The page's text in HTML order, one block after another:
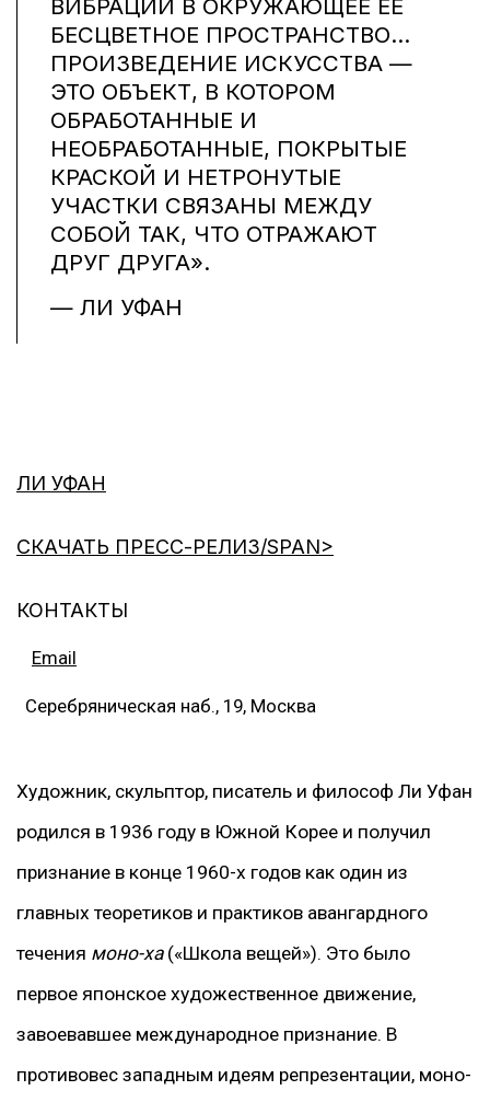
ВИБРАЦИИ В ОКРУЖАЮЩЕЕ ЕЁ
БЕСЦВЕТНОЕ ПРОСТРАНСТВО…
ПРОИЗВЕДЕНИЕ ИСКУССТВА —
ЭТО ОБЪЕКТ, В КОТОРОМ
ОБРАБОТАННЫЕ И
НЕОБРАБОТАННЫЕ, ПОКРЫТЫЕ
КРАСКОЙ И НЕТРОНУТЫЕ
УЧАСТКИ СВЯЗАНЫ МЕЖДУ
СОБОЙ ТАК, ЧТО ОТРАЖАЮТ
ДРУГ ДРУГА».
— ЛИ УФАН
ЛИ УФАН
СКАЧАТЬ ПРЕСС-РЕЛИЗ/SPAN>
КОНТАКТЫ
Email
Серебряническая наб., 19, Москва
Художник, скульптор, писатель и философ Ли Уфан
родился в 1936 году в Южной Корее и получил
признание в конце 1960-х годов как один из
главных теоретиков и практиков авангардного
течения моно-ха («Школа вещей»). Это было
первое японское художественное движение,
завоевавшее международное признание. В
противовес западным идеям репрезентации, моно-